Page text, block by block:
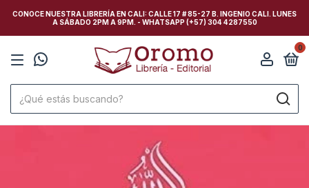
CONOCE NUESTRA LIBRERÍA EN CALI: CALLE 17 # 85-27 B. INGENIO CALI. LUNES
A SÁBADO 2PM A 9PM. - WHATSAPP (+57) 304 4287550
0